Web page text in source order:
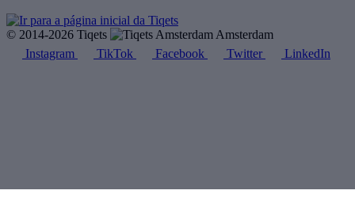
© 2014-2026 Tiqets
Amsterdam
Instagram
TikTok Facebook Twitter LinkedIn